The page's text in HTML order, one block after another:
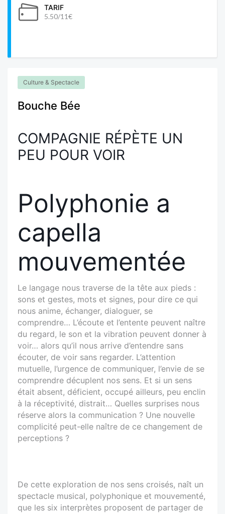
TARIF
5.50/11€
Culture & Spectacle
Bouche Bée
COMPAGNIE RÉPÈTE UN
PEU POUR VOIR
Polyphonie a
capella
mouvementée
Le langage nous traverse de la tête aux pieds :
sons et gestes, mots et signes, pour dire ce qui
nous anime, échanger, dialoguer, se
comprendre… L’écoute et l’entente peuvent naître
du regard, le son et la vibration peuvent donner à
voir… alors qu’il nous arrive d’entendre sans
écouter, de voir sans regarder. L’attention
mutuelle, l’urgence de communiquer, l’envie de se
comprendre décuplent nos sens. Et si un sens
était absent, déficient, occupé ailleurs, peu enclin
à la réceptivité, distrait… Quelles surprises nous
réserve alors la communication ? Une nouvelle
complicité peut-elle naître de ce changement de
perceptions ?
De cette exploration de nos sens croisés, naît un
spectacle musical, polyphonique et mouvementé,
que les six interprètes proposent de partager de